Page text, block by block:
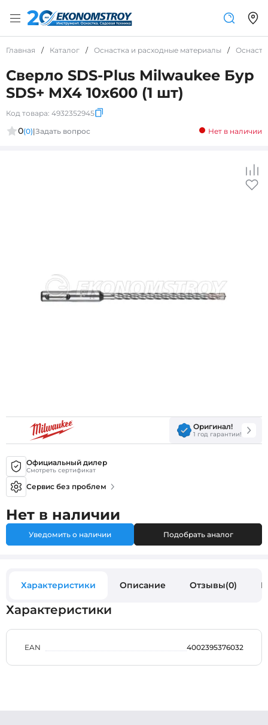
Главная / Каталог / Оснастка и расходные материалы /
Сверло SDS-Plus Milwaukee Бур
SDS+ MX4 10x600 (1 шт)
Код товара: 4932352945
0(0)|Задать вопрос Нет в наличии
Оригинал!
1 год гарантии!
Официальный дилер
Смотреть сертификат
Сервис без проблем
Нет в наличии
Уведомить о наличии Подобрать аналог
Характеристики Описание Отзывы(0)
Характеристики
EAN 4002395376032